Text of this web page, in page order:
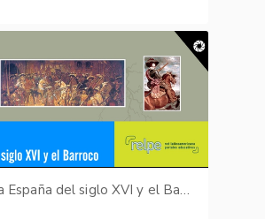
Kairos - La España del siglo XVI y el Barroco